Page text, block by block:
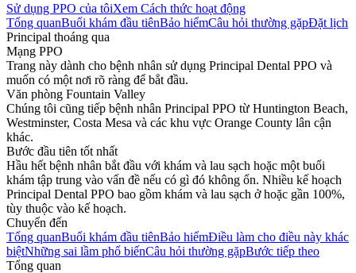
Sử dụng PPO của tôiXem Cách thức hoạt động
Tổng quanBuổi khám đầu tiênBảo hiểmCâu hỏi thường gặpĐặt lịch
Principal thoáng qua
Mạng PPO
Trang này dành cho bệnh nhân sử dụng Principal Dental PPO và
muốn có một nơi rõ ràng để bắt đầu.
Văn phòng Fountain Valley
Chúng tôi cũng tiếp bệnh nhân Principal PPO từ Huntington Beach,
Westminster, Costa Mesa và các khu vực Orange County lân cận
khác.
Bước đầu tiên tốt nhất
Hầu hết bệnh nhân bắt đầu với khám và lau sạch hoặc một buổi
khám tập trung vào vấn đề nếu có gì đó không ổn. Nhiều kế hoạch
Principal Dental PPO bao gồm khám và lau sạch ở hoặc gần 100%,
tùy thuộc vào kế hoạch.
Chuyển đến
Tổng quanBuổi khám đầu tiênBảo hiểmĐiều làm cho điều này khác
biệtNhững sai lầm phổ biếnCâu hỏi thường gặpBước tiếp theo
Tổng quan